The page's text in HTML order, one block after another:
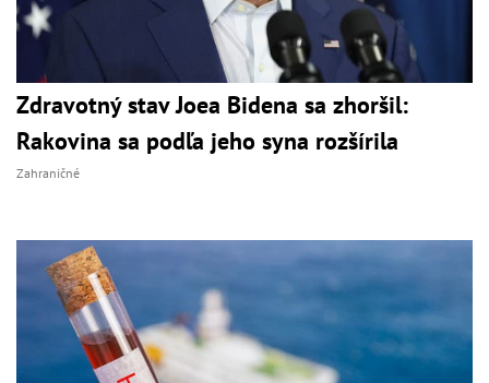
Zdravotný stav Joea Bidena sa zhoršil:
Rakovina sa podľa jeho syna rozšírila
Zahraničné